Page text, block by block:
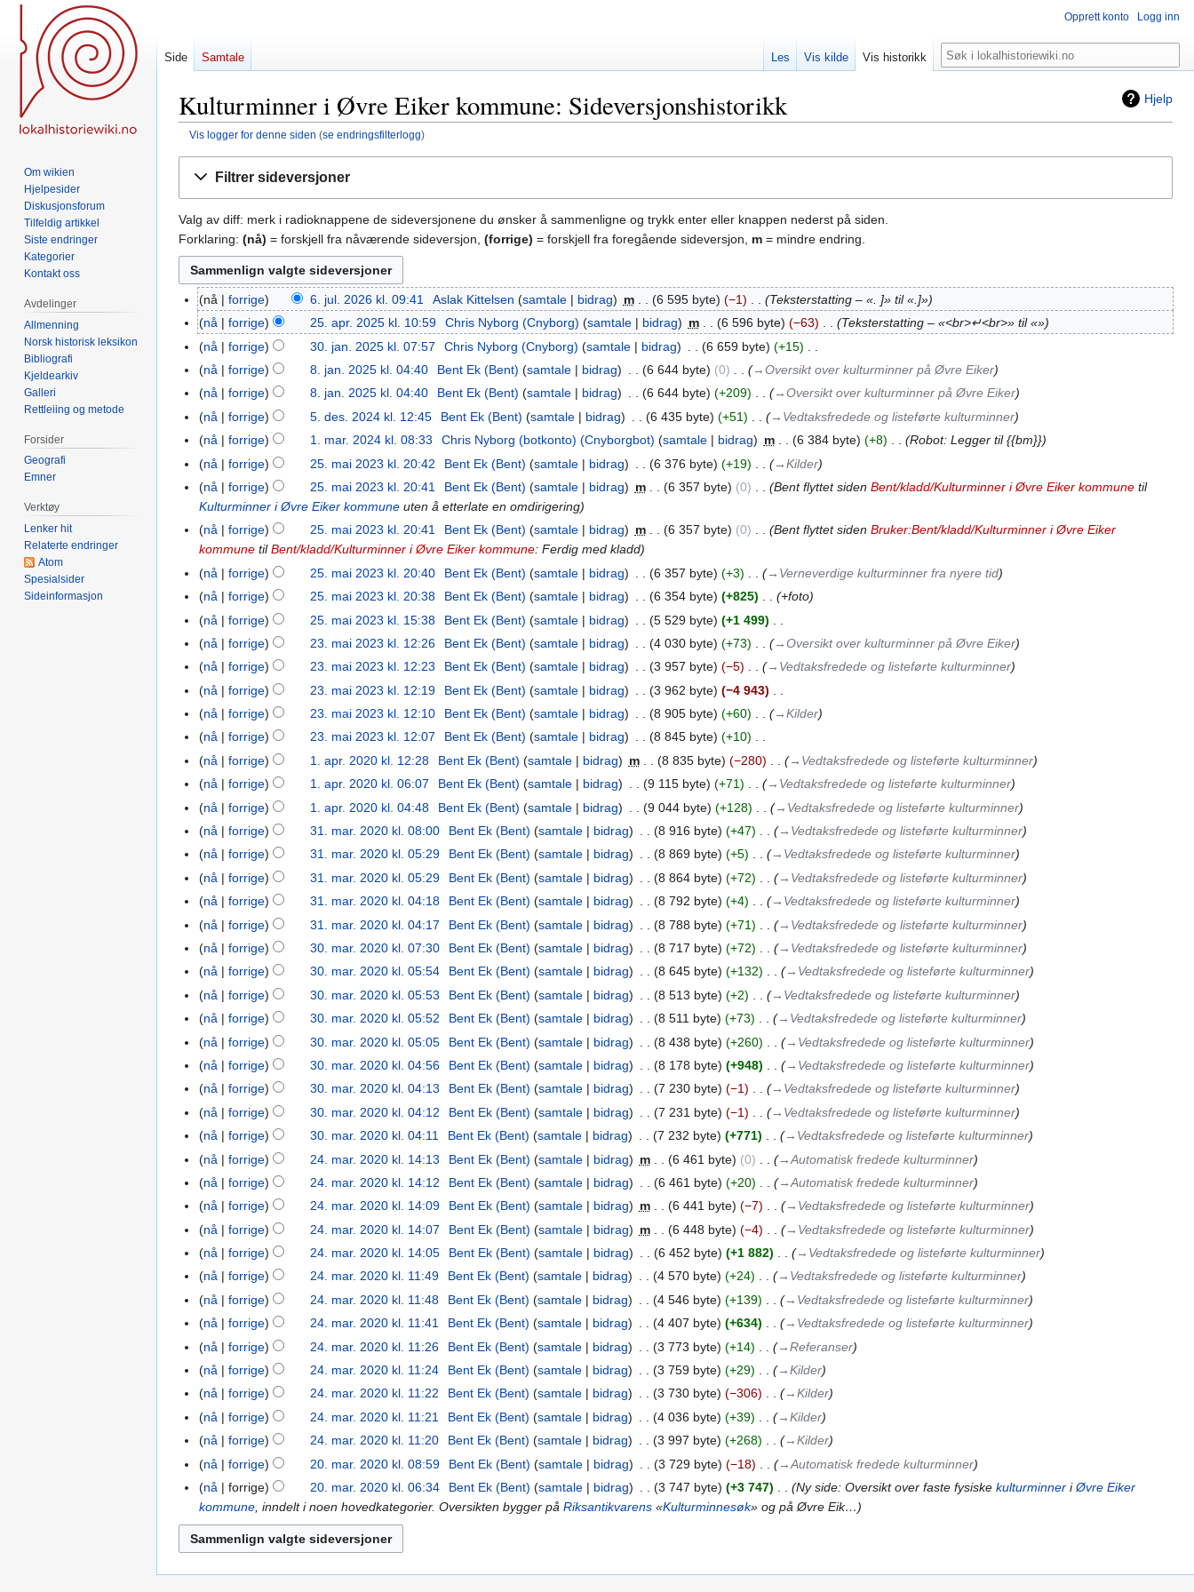
Hjelp
Kulturminner i Øvre Eiker kommune: Sideversjonshistorikk
Vis logger for denne siden (se endringsfilterlogg)
Filtrer sideversjoner
Valg av diff: merk i radioknappene de sideversjonene du ønsker å sammenligne og trykk enter eller knappen nederst på siden.
Forklaring: (nå) = forskjell fra nåværende sideversjon, (forrige) = forskjell fra foregående sideversjon, m = mindre endring.
6.
jul.
2026
nå forrige 6. jul. 2026 kl. 09:41 Aslak Kittelsen samtale bidrag m 6 595 byte −1
Teksterstatting – «. ]» til «.]»
25.
apr.
2025
nå forrige 25. apr. 2025 kl. 10:59 Chris Nyborg (Cnyborg) samtale bidrag m 6 596 byte −63
Teksterstatting – «<br>↵<br>» til «»
30.
jan.
2025
nå forrige 30. jan. 2025 kl. 07:57 Chris Nyborg (Cnyborg) samtale bidrag 6 659 byte +15
I
g
e
n
r
e
d
g
r
i
n
g
f
o
r
k
l
r
i
n
g
8.
jan.
2025
nå forrige 8. jan. 2025 kl. 04:40 Bent Ek (Bent) samtale bidrag 6 644 byte 0
→‎Oversikt over kulturminner på Øvre Eiker
nå
forrige 8. jan. 2025 kl. 04:40 Bent Ek (Bent) samtale bidrag 6 644 byte +209
→‎Oversikt over kulturminner på Øvre Eiker
5.
des.
2024
nå forrige 5. des. 2024 kl. 12:45 Bent Ek (Bent) samtale bidrag 6 435 byte +51
→‎Vedtaksfredede og listeførte kulturminner
1.
mar.
2024
nå forrige 1. mar. 2024 kl. 08:33 Chris Nyborg (botkonto) (Cnyborgbot) samtale bidrag m 6 384 byte +8
Robot: Legger til {{bm}}
25.
mai
2023
nå forrige 25. mai 2023 kl. 20:42 Bent Ek (Bent) samtale bidrag 6 376 byte +19
→‎Kilder
nå
forrige 25. mai 2023 kl. 20:41 Bent Ek (Bent) samtale bidrag m 6 357 byte 0 Bent flyttet siden Bent/kladd/Kulturminner i Øvre Eiker kommunetil
Kulturminner i Øvre Eiker kommune uten å etterlate en omdirigering
nå
forrige 25. mai 2023 kl. 20:41 Bent Ek (Bent) samtale bidrag m 6 357 byte 0 Bent flyttet siden Bruker:Bent/kladd/Kulturminner i Øvre Eiker
kommune tilBent/kladd/Kulturminner i Øvre Eiker kommune: Ferdig med kladd
nå
forrige 25. mai 2023 kl. 20:40 Bent Ek (Bent) samtale bidrag 6 357 byte +3
→‎Verneverdige kulturminner fra nyere tid
nå
forrige 25. mai 2023 kl. 20:38 Bent Ek (Bent) samtale bidrag 6 354 byte +825
+foto
nå
forrige 25. mai 2023 kl. 15:38 Bent Ek (Bent) samtale bidrag 5 529 byte +1 499
I
g
e
n
r
e
i
g
e
r
i
g
s
f
o
r
l
a
r
i
n
23.
mai
2023
nå forrige 23. mai 2023 kl. 12:26 Bent Ek (Bent) samtale bidrag 4 030 byte +73
→‎Oversikt over kulturminner på Øvre Eiker
nå
forrige 23. mai 2023 kl. 12:23 Bent Ek (Bent) samtale bidrag 3 957 byte −5
→‎Vedtaksfredede og listeførte kulturminner
nå
forrige 23. mai 2023 kl. 12:19 Bent Ek (Bent) samtale bidrag 3 962 byte −4 943
I
g
e
n
r
e
g
e
r
i
g
s
f
o
r
a
r
i
n
nå forrige 23. mai 2023 kl. 12:10 Bent Ek (Bent) samtale bidrag 8 905 byte +60
→‎Kilder
nå
forrige 23. mai 2023 kl. 12:07 Bent Ek (Bent) samtale bidrag 8 845 byte +10
I
g
e
n
r
e
i
g
e
r
i
g
s
f
o
r
l
a
r
i
n
1.
apr.
2020
nå forrige 1. apr. 2020 kl. 12:28 Bent Ek (Bent) samtale bidrag m 8 835 byte −280
→‎Vedtaksfredede og listeførte kulturminner
nå
forrige 1. apr. 2020 kl. 06:07 Bent Ek (Bent) samtale bidrag 9 115 byte +71
→‎Vedtaksfredede og listeførte kulturminner
nå
forrige 1. apr. 2020 kl. 04:48 Bent Ek (Bent) samtale bidrag 9 044 byte +128
→‎Vedtaksfredede og listeførte kulturminner
31.
mar.
2020
nå forrige 31. mar. 2020 kl. 08:00 Bent Ek (Bent) samtale bidrag 8 916 byte +47
→‎Vedtaksfredede og listeførte kulturminner
nå
forrige 31. mar. 2020 kl. 05:29 Bent Ek (Bent) samtale bidrag 8 869 byte +5
→‎Vedtaksfredede og listeførte kulturminner
nå
forrige 31. mar. 2020 kl. 05:29 Bent Ek (Bent) samtale bidrag 8 864 byte +72
→‎Vedtaksfredede og listeførte kulturminner
nå
forrige 31. mar. 2020 kl. 04:18 Bent Ek (Bent) samtale bidrag 8 792 byte +4
→‎Vedtaksfredede og listeførte kulturminner
nå
forrige 31. mar. 2020 kl. 04:17 Bent Ek (Bent) samtale bidrag 8 788 byte +71
→‎Vedtaksfredede og listeførte kulturminner
30.
mar.
2020
nå forrige 30. mar. 2020 kl. 07:30 Bent Ek (Bent) samtale bidrag 8 717 byte +72
→‎Vedtaksfredede og listeførte kulturminner
nå
forrige 30. mar. 2020 kl. 05:54 Bent Ek (Bent) samtale bidrag 8 645 byte +132
→‎Vedtaksfredede og listeførte kulturminner
nå
forrige 30. mar. 2020 kl. 05:53 Bent Ek (Bent) samtale bidrag 8 513 byte +2
→‎Vedtaksfredede og listeførte kulturminner
nå
forrige 30. mar. 2020 kl. 05:52 Bent Ek (Bent) samtale bidrag 8 511 byte +73
→‎Vedtaksfredede og listeførte kulturminner
nå
forrige 30. mar. 2020 kl. 05:05 Bent Ek (Bent) samtale bidrag 8 438 byte +260
→‎Vedtaksfredede og listeførte kulturminner
nå
forrige 30. mar. 2020 kl. 04:56 Bent Ek (Bent) samtale bidrag 8 178 byte +948
→‎Vedtaksfredede og listeførte kulturminner
nå
forrige 30. mar. 2020 kl. 04:13 Bent Ek (Bent) samtale bidrag 7 230 byte −1
→‎Vedtaksfredede og listeførte kulturminner
nå
forrige 30. mar. 2020 kl. 04:12 Bent Ek (Bent) samtale bidrag 7 231 byte −1
→‎Vedtaksfredede og listeførte kulturminner
nå
forrige 30. mar. 2020 kl. 04:11 Bent Ek (Bent) samtale bidrag 7 232 byte +771
→‎Vedtaksfredede og listeførte kulturminner
24.
mar.
2020
nå forrige 24. mar. 2020 kl. 14:13 Bent Ek (Bent) samtale bidrag m 6 461 byte 0
→‎Automatisk fredede kulturminner
nå
forrige 24. mar. 2020 kl. 14:12 Bent Ek (Bent) samtale bidrag 6 461 byte +20
→‎Automatisk fredede kulturminner
nå
forrige 24. mar. 2020 kl. 14:09 Bent Ek (Bent) samtale bidrag m 6 441 byte −7
→‎Vedtaksfredede og listeførte kulturminner
nå
forrige 24. mar. 2020 kl. 14:07 Bent Ek (Bent) samtale bidrag m 6 448 byte −4
→‎Vedtaksfredede og listeførte kulturminner
nå
forrige 24. mar. 2020 kl. 14:05 Bent Ek (Bent) samtale bidrag 6 452 byte +1 882
→‎Vedtaksfredede og listeførte kulturminner
nå
forrige 24. mar. 2020 kl. 11:49 Bent Ek (Bent) samtale bidrag 4 570 byte +24
→‎Vedtaksfredede og listeførte kulturminner
nå
forrige 24. mar. 2020 kl. 11:48 Bent Ek (Bent) samtale bidrag 4 546 byte +139
→‎Vedtaksfredede og listeførte kulturminner
nå
forrige 24. mar. 2020 kl. 11:41 Bent Ek (Bent) samtale bidrag 4 407 byte +634
→‎Vedtaksfredede og listeførte kulturminner
nå
forrige 24. mar. 2020 kl. 11:26 Bent Ek (Bent) samtale bidrag 3 773 byte +14
→‎Referanser
nå
forrige 24. mar. 2020 kl. 11:24 Bent Ek (Bent) samtale bidrag 3 759 byte +29
→‎Kilder
nå
forrige 24. mar. 2020 kl. 11:22 Bent Ek (Bent) samtale bidrag 3 730 byte −306
→‎Kilder
nå
forrige 24. mar. 2020 kl. 11:21 Bent Ek (Bent) samtale bidrag 4 036 byte +39
→‎Kilder
nå
forrige 24. mar. 2020 kl. 11:20 Bent Ek (Bent) samtale bidrag 3 997 byte +268
→‎Kilder
20.
mar.
2020
nå forrige 20. mar. 2020 kl. 08:59 Bent Ek (Bent) samtale bidrag 3 729 byte −18
→‎Automatisk fredede kulturminner
nå
forrige 20. mar. 2020 kl. 06:34 Bent Ek (Bent) samtale bidrag 3 747 byte +3 747 Ny side: Oversikt over faste fysiske kulturminneriØvre Eiker
kommune , inndelt i noen hovedkategorier. Oversikten bygger påRiksantikvarens «Kulturminnesøk» og på Øvre Eik…
Opprett konto Logg inn
Side Samtale Les Vis kilde Vis historikk Søk
Om wikien
Hjelpesider
Diskusjonsforum
Tilfeldig artikkel
Siste endringer
Kategorier
Kontakt oss
Avdelinger
Allmenning
Norsk historisk leksikon
Bibliografi
Kjeldearkiv
Galleri
Rettleiing og metode
Forsider
Geografi
Emner
Verktøy
Lenker hit
Relaterte endringer
Atom
Spesialsider
Sideinformasjon